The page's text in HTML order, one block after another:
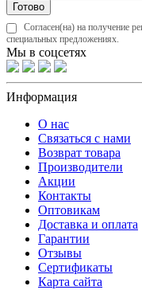
Готово
Согласен(на) на получение
специальных предложениях.
Мы в соцсетях
Информация
О нас
Связаться с нами
Возврат товара
Производители
Акции
Контакты
Оптовикам
Доставка и оплата
Гарантии
Отзывы
Сертификаты
Карта сайта